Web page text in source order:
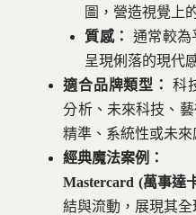
圖，營造視覺上
質感：
通常較為
呈現俐落的現代
適合品牌類型：
科
分析、未來科技、
精準、系統性或未來
經典魔法案例：
Mastercard (萬事達
結與流動，展現其全